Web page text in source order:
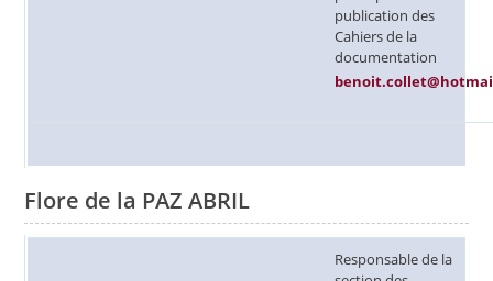
publication des
Cahiers de la
documentation
Flore de la PAZ ABRIL
Responsable de la